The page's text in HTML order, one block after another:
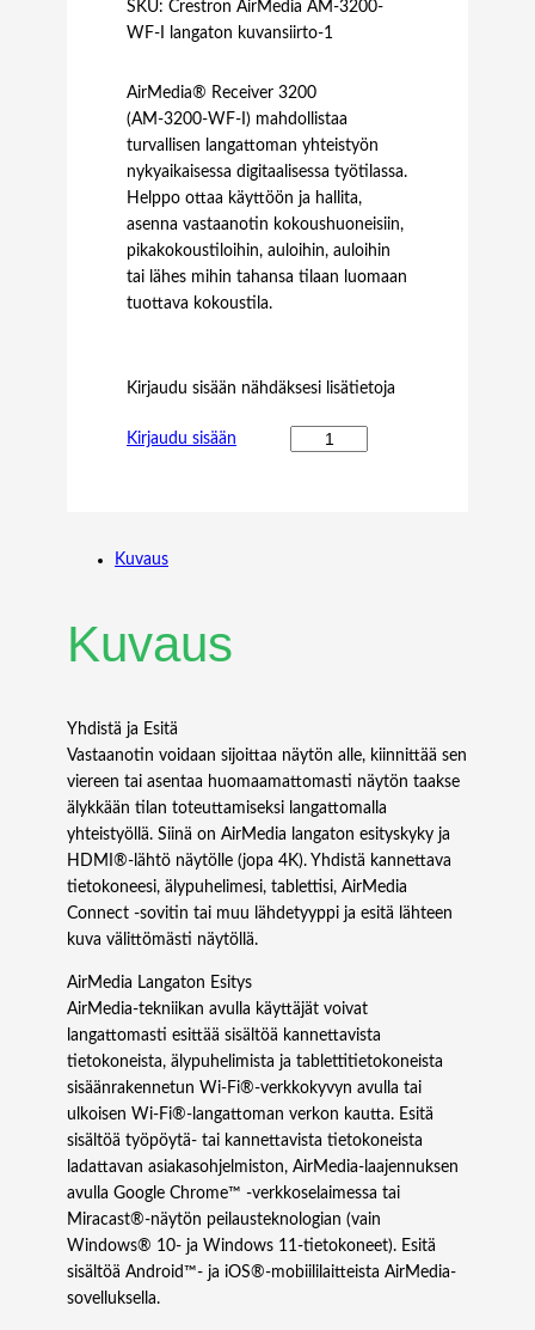
SKU: Crestron AirMedia AM-3200-
WF-I langaton kuvansiirto-1
AirMedia® Receiver 3200
(AM‑3200‑WF‑I) mahdollistaa
turvallisen langattoman yhteistyön
nykyaikaisessa digitaalisessa työtilassa.
Helppo ottaa käyttöön ja hallita,
asenna vastaanotin kokoushuoneisiin,
pikakokoustiloihin, auloihin, auloihin
tai lähes mihin tahansa tilaan luomaan
tuottava kokoustila.
Kirjaudu sisään nähdäksesi lisätietoja
e
d
a
A
M
-
0
-
W
F
-
I
a
n
g
a
Kirjaudu sisään
Kuvaus
Kuvaus
Yhdistä ja Esitä
Vastaanotin voidaan sijoittaa näytön alle, kiinnittää sen
viereen tai asentaa huomaamattomasti näytön taakse
älykkään tilan toteuttamiseksi langattomalla
yhteistyöllä. Siinä on AirMedia langaton esityskyky ja
HDMI®-lähtö näytölle (jopa 4K). Yhdistä kannettava
tietokoneesi, älypuhelimesi, tablettisi, AirMedia
Connect -sovitin tai muu lähdetyyppi ja esitä lähteen
kuva välittömästi näytöllä.
AirMedia Langaton Esitys
AirMedia-tekniikan avulla käyttäjät voivat
langattomasti esittää sisältöä kannettavista
tietokoneista, älypuhelimista ja tablettitietokoneista
sisäänrakennetun Wi‑Fi®-verkkokyvyn avulla tai
ulkoisen Wi‑Fi®-langattoman verkon kautta. Esitä
sisältöä työpöytä- tai kannettavista tietokoneista
ladattavan asiakasohjelmiston, AirMedia-laajennuksen
avulla Google Chrome™ -verkkoselaimessa tai
Miracast®-näytön peilausteknologian (vain
Windows® 10- ja Windows 11-tietokoneet). Esitä
sisältöä Android™- ja iOS®-mobiililaitteista AirMedia-
sovelluksella.